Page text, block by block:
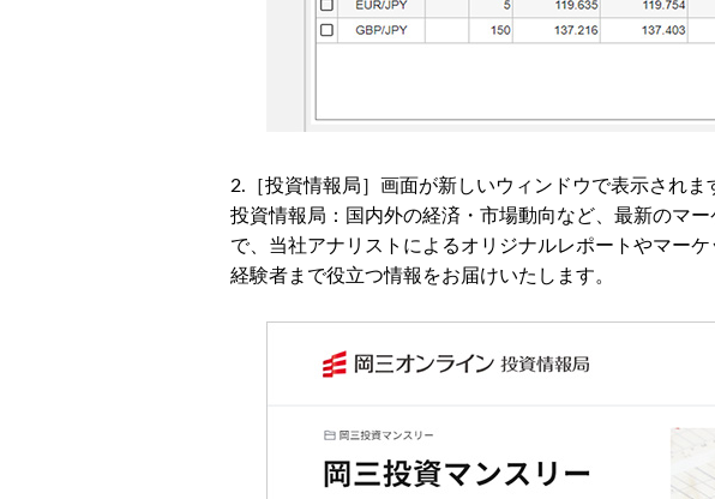
2.［投資情報局］画面が新しいウィンドウで表示されま
投資情報局：国内外の経済・市場動向など、最新のマ
で、当社アナリストによるオリジナルレポートやマー
経験者まで役立つ情報をお届けいたします。